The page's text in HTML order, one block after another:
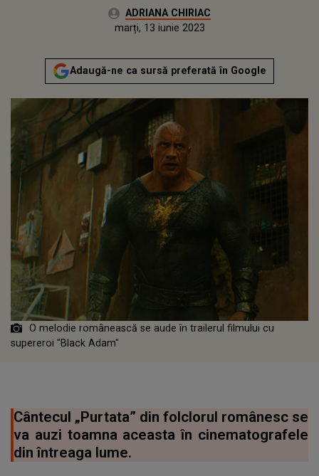
Autor:ADRIANA CHIRIAC
Actualizat:
marți, 13 iunie 2023
Adaugă-ne ca sursă preferată în Google
O melodie românească se aude în trailerul filmului cu
supereroi "Black Adam"
Cântecul „Purtata” din folclorul românesc se
va auzi toamna aceasta în cinematografele
din întreaga lume.